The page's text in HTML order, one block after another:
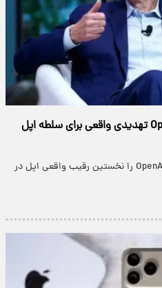
هشدار مدیرعامل سابق اپل: OpenAI تهدیدی واقعی برای سلطه اپل
«جان اسکالی» مدیرعامل سابق اپل، OpenAI را نخستین رقیب واقعی اپل در